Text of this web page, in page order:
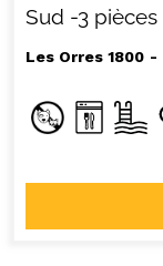
Sud -3 pièces
Les Orres 1800